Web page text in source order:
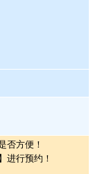
否方便！
进行预约！